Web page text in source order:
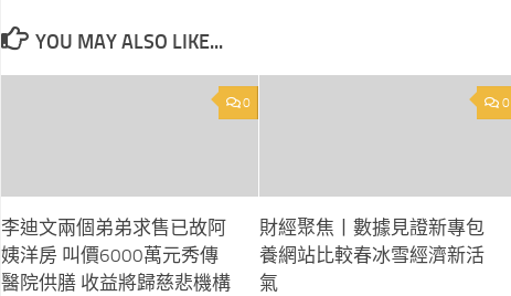
YOU MAY ALSO LIKE...
0
李迪文兩個弟弟求售已故阿
姨洋房 叫價6000萬元秀傳
醫院供膳 收益將歸慈悲機構
0
財經聚焦丨數據見證新專包
養網站比較春冰雪經濟新活
氣